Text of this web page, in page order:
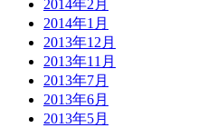
2014年2月
2014年1月
2013年12月
2013年11月
2013年7月
2013年6月
2013年5月